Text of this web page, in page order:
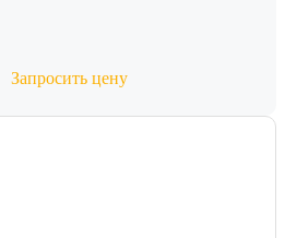
Запросить цену